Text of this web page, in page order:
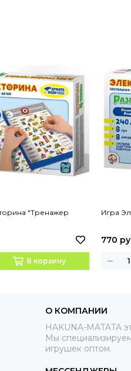
"Тренажер
В корзину
Игра
770
О КОМПАНИИ
HAKUNA-MATATA
Мы
игрушек оптом.